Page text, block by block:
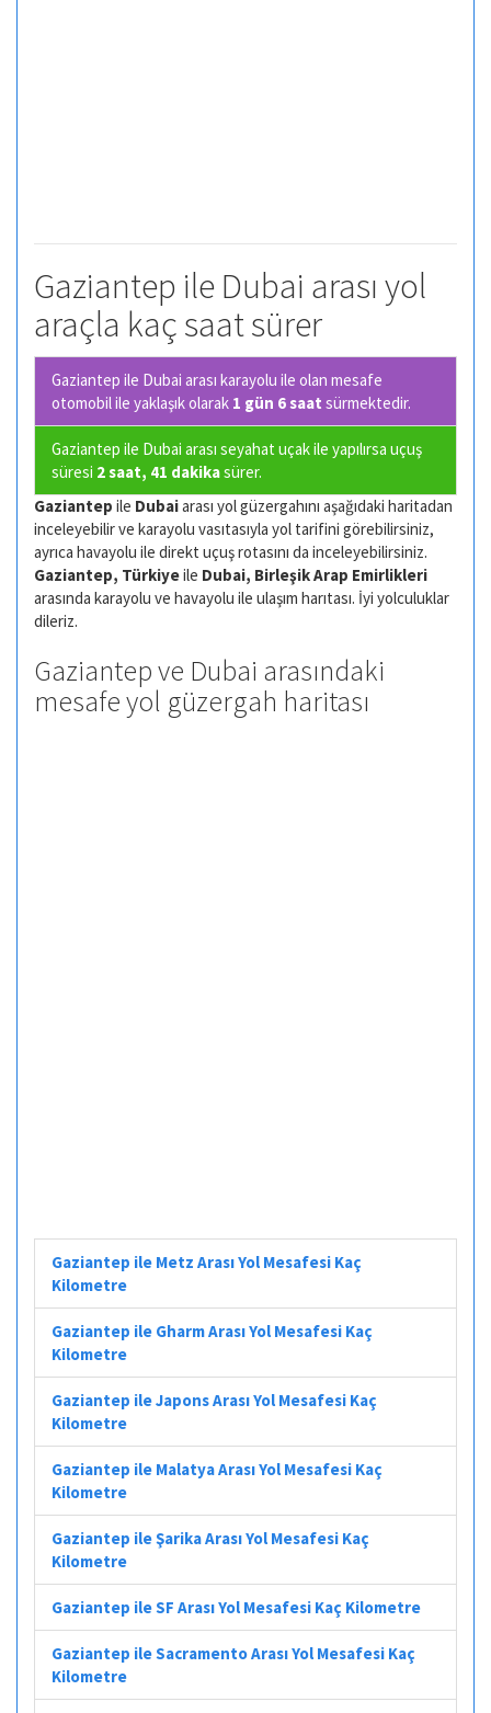
Gaziantep ile Dubai arası yol
araçla kaç saat sürer
Gaziantep ile Dubai arası karayolu ile olan mesafe
otomobil ile yaklaşık olarak 1 gün 6 saat sürmektedir.
Gaziantep ile Dubai arası seyahat uçak ile yapılırsa uçuş
süresi 2 saat, 41 dakikasürer.
Gaziantep ile Dubaiarası yol güzergahını aşağıdaki haritadan
inceleyebilir ve karayolu vasıtasıyla yol tarifini görebilirsiniz,
ayrıca havayolu ile direkt uçuş rotasını da inceleyebilirsiniz.
Gaziantep, Türkiyeile Dubai, Birleşik Arap Emirlikleri
arasında karayolu ve havayolu ile ulaşım harıtası. İyi yolculuklar
dileriz.
Gaziantep ve Dubai arasındaki
mesafe yol güzergah haritası
Gaziantep ile Metz Arası Yol Mesafesi Kaç
Kilometre
Gaziantep ile Gharm Arası Yol Mesafesi Kaç
Kilometre
Gaziantep ile Japons Arası Yol Mesafesi Kaç
Kilometre
Gaziantep ile Malatya Arası Yol Mesafesi Kaç
Kilometre
Gaziantep ile Şarika Arası Yol Mesafesi Kaç
Kilometre
Gaziantep ile SF Arası Yol Mesafesi Kaç Kilometre
Gaziantep ile Sacramento Arası Yol Mesafesi Kaç
Kilometre